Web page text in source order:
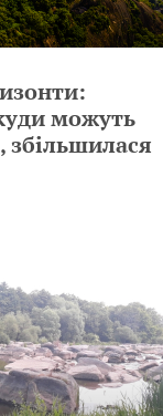
можуть
збільшилася